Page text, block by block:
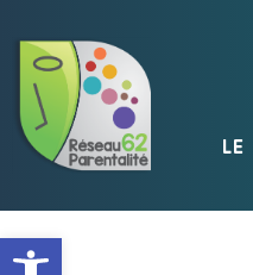
Ouvrir la barre d’outils
LE